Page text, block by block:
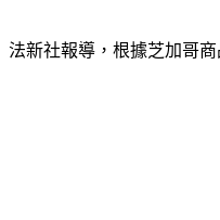
法新社報導，根據芝加哥